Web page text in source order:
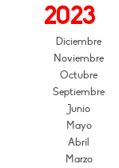
2023
Diciembre
Noviembre
Octubre
Septiembre
Junio
Mayo
Abril
Marzo